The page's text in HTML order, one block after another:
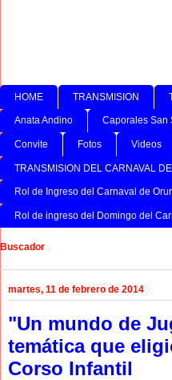
HOME TRANSMISION
Anata Andino Caporales San
Convite Fotos Videos
TRANSMISION DEL CARNAVAL
Rol de Ingreso del Carnaval de
Rol de ingreso del Domingo del
Buscador
martes, 11 de febrero de 2014
"Un mundo de
temática que
Corso Infantil